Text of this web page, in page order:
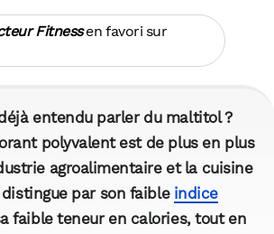
Fitnessen favori sur
entendu parler du maltitol?
polyvalent est de plus en plus
agroalimentaire et la cuisine
distingue par son faible indice
faible teneur en calories, tout en